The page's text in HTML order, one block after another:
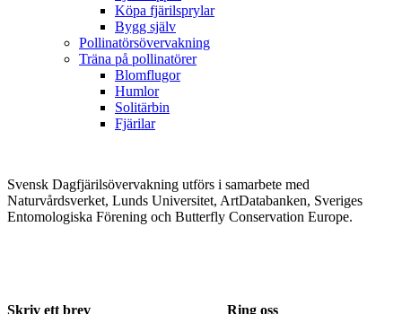
Köpa fjärilsprylar
Bygg själv
Pollinatörsövervakning
Träna på pollinatörer
Blomflugor
Humlor
Solitärbin
Fjärilar
Svensk Dagfjärilsövervakning utförs i samarbete med
Naturvårdsverket, Lunds Universitet, ArtDatabanken, Sveriges
Entomologiska Förening och Butterfly Conservation Europe.
Skriv ett brev Ring oss